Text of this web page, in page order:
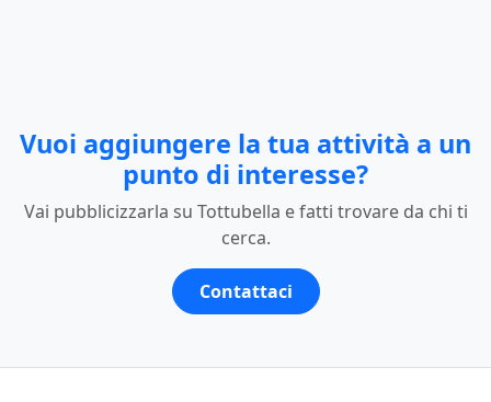
Vuoi aggiungere la tua attività a un
punto di interesse?
Vai pubblicizzarla su Tottubella e fatti trovare da chi ti
cerca.
Contattaci